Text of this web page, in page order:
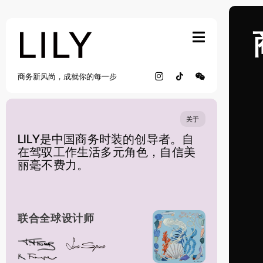
content
商务新风尚，成就你的每一步
关于
LILY是中国商务时装的创导者。自
在驾驭工作生活多元角色，自信美
丽毫不费力。
联合全球设计师